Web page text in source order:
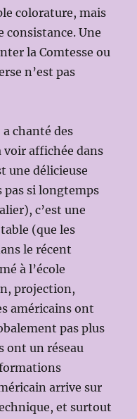
colorature, mais
consistance. Une
la Comtesse ou
n’est pas
a chanté des
voir affichée dans
une délicieuse
pas si longtemps
c’est une
(que les
le récent
à l’école
projection,
américains ont
pas plus
ont un réseau
arrive sur
et surtout